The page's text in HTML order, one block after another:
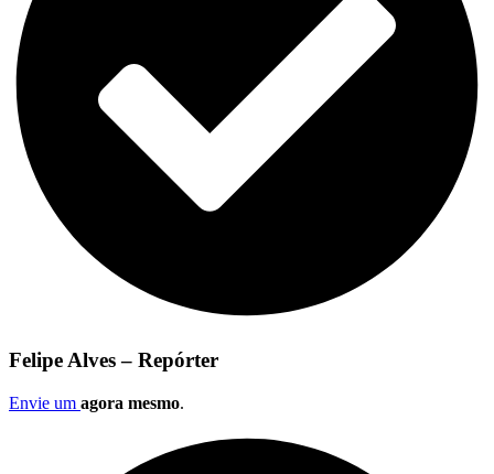
Felipe Alves – Repórter
Envie um agora mesmo.